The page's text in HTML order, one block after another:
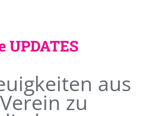
UPDATES
aus
zu